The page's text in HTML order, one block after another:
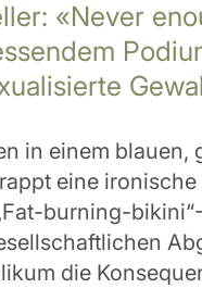
«Never
in einem blauen,
eine
burning-
die